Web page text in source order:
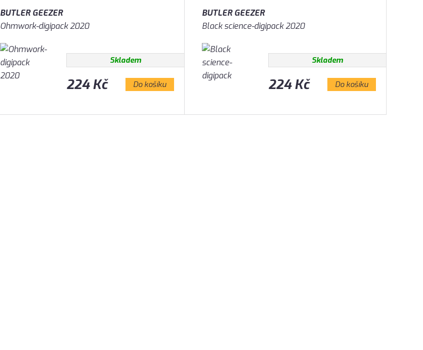
BUTLER GEEZER
Ohmwork-digipack 2020
Skladem
224 Kč Do košíku
BUTLER GEEZER
Black science-digipack 2020
Skladem
224 Kč Do košíku